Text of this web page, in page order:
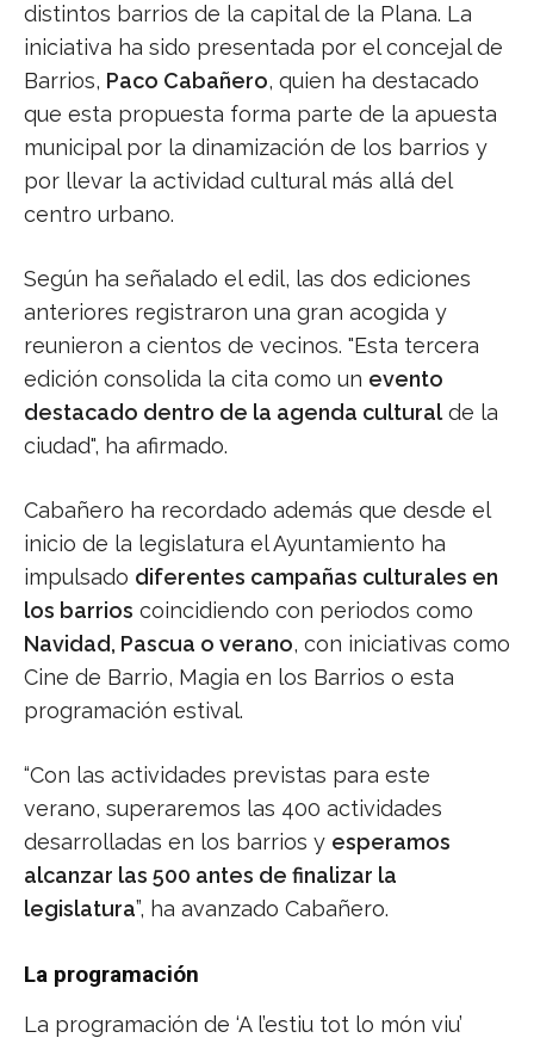
distintos barrios de la capital de la Plana. La
iniciativa ha sido presentada por el concejal de
Barrios, Paco Cabañero, quien ha destacado
que esta propuesta forma parte de la apuesta
municipal por la dinamización de los barrios y
por llevar la actividad cultural más allá del
centro urbano.
Según ha señalado el edil, las dos ediciones
anteriores registraron una gran acogida y
reunieron a cientos de vecinos. "Esta tercera
edición consolida la cita como un evento
destacado dentro de la agenda culturalde la
ciudad", ha afirmado.
Cabañero ha recordado además que desde el
inicio de la legislatura el Ayuntamiento ha
impulsado diferentes campañas culturales en
los barrios coincidiendo con periodos como
Navidad, Pascua o verano, con iniciativas como
Cine de Barrio, Magia en los Barrios o esta
programación estival.
“Con las actividades previstas para este
verano, superaremos las 400 actividades
desarrolladas en los barrios y esperamos
alcanzar las 500 antes de finalizar la
legislatura”, ha avanzado Cabañero.
La programación
La programación de ‘A l’estiu tot lo món viu’